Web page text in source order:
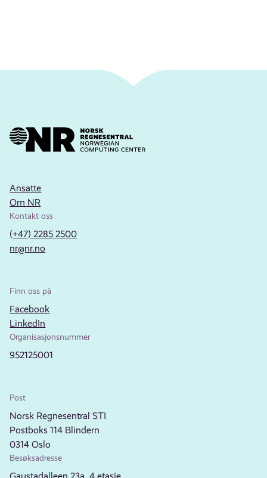
Ansatte
Om NR
Kontakt oss
(+47) 2285 2500
nr@nr.no
Finn oss på
Facebook
LinkedIn
Organisasjonsnummer
952125001
Post
Norsk Regnesentral STI
Postboks 114 Blindern
0314 Oslo
Besøksadresse
Gaustadalleen 23a, 4.etasje